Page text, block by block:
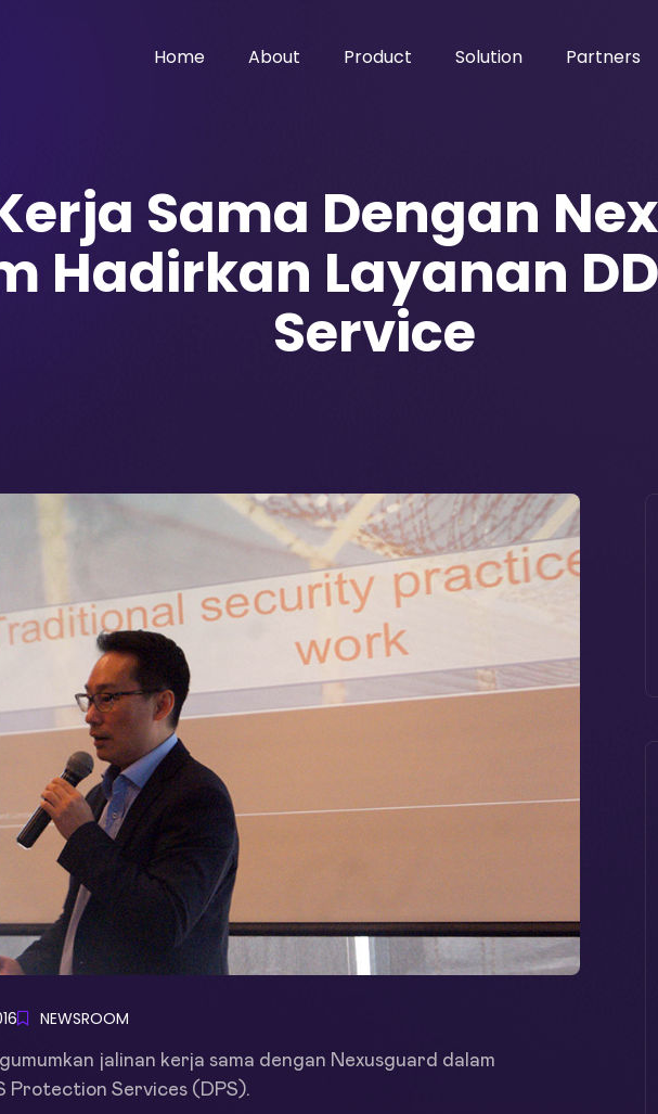
Home About Product Solution Partners
Sama Dengan
Hadirkan Layanan
Service
NEWSROOM
jalinan kerja sama dengan Nexusguard dalam
Protection Services (DPS).